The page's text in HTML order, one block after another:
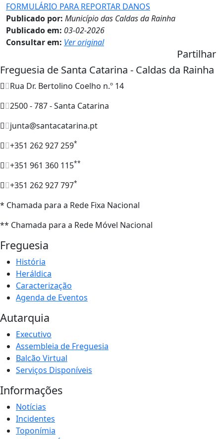
FORMULÁRIO PARA REPORTAR DANOS
Publicado por: Município das Caldas da Rainha
Publicado em: 03-02-2026
Consultar em: Ver original
Partilhar
Freguesia de Santa Catarina - Caldas da Rainha
Rua Dr. Bertolino Coelho n.º 14
2500 - 787 - Santa Catarina
junta@santacatarina.pt
+351 262 927 259*
+351 961 360 115**
+351 262 927 797*
* Chamada para a Rede Fixa Nacional
** Chamada para a Rede Móvel Nacional
Freguesia
História
Heráldica
Caracterização
Agenda de Eventos
Autarquia
Executivo
Assembleia de Freguesia
Balcão Virtual
Serviços Disponíveis
Informações
Notícias
Incidentes
Toponímia